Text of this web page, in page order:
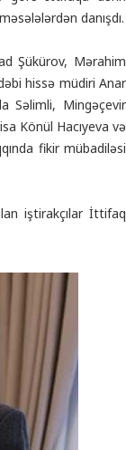
danışdı.
Şükürov, Mərahim
hissə müdiri Anar
Səlimli, Mingəçevir
Könül Hacıyeva və
fikir mübadiləsi
iştirakçılar İttifaq